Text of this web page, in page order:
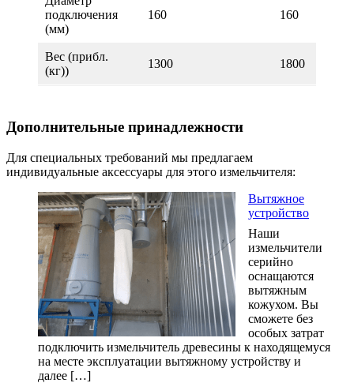
подключения
(мм)
160 160
Вес (прибл.
(кг))
1300 1800
Дополнительные принадлежности
Для специальных требований мы предлагаем
индивидуальные аксессуары для этого измельчителя:
Вытяжное
устройство
Наши
измельчители
серийно
оснащаются
вытяжным
кожухом. Вы
сможете без
особых затрат
подключить измельчитель древесины к находящемуся
на месте эксплуатации вытяжному устройству и
далее […]